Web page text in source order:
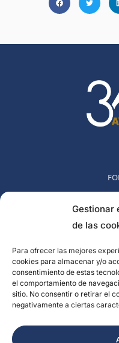
Gestionar
de las
Para ofrecer las mejores
cookies para almacenar y/o
consentimiento de estas
el comportamiento de
sitio. No consentir o retirar el
negativamente a ciertas
POLITICA